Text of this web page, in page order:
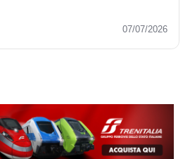
07/07/2026